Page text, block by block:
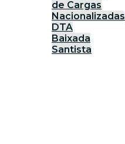
de Cargas
Nacionalizadas
DTA
Baixada
Santista